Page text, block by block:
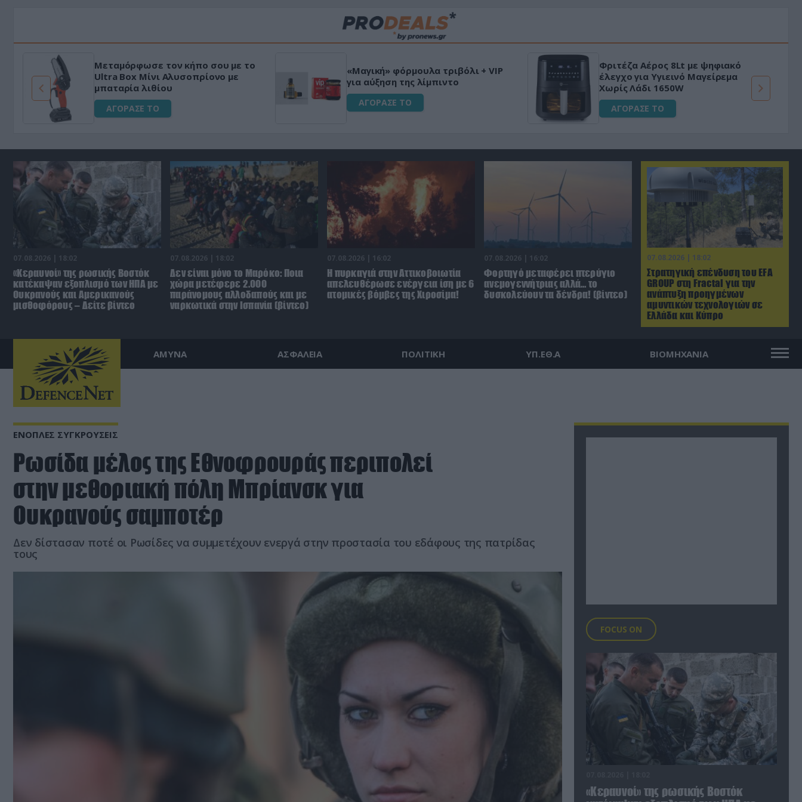
Μεταμόρφωσε τον κήπο σου με το
Ultra Box Μίνι Αλυσοπρίονο με
μπαταρία λιθίου
ΑΓΟΡΑΣΕ ΤΟ
«Μαγική» φόρμουλα τριβόλι + VIP
για αύξηση της λίμπιντο
ΑΓΟΡΑΣΕ ΤΟ
Φριτέζα Αέρος 8Lt με ψηφιακό
έλεγχο για Υγιεινό Μαγείρεμα
Χωρίς Λάδι 1650W
ΑΓΟΡΑΣΕ ΤΟ
07.08.2026 | 18:02
Στρατηγική επένδυση του EFA
GROUP στη Fractal για την
ανάπτυξη προηγμένων
αμυντικών τεχνολογιών σε
Ελλάδα και Κύπρο
07.08.2026 | 18:02
«Κεραυνοί» της ρωσικής Βοστόκ
κατέκαψαν εξοπλισμό των ΗΠΑ με
Ουκρανούς και Αμερικανούς
μισθοφόρους – Δείτε βίντεο
07.08.2026 | 18:02
Δεν είναι μόνο το Μαρόκο: Ποια
χώρα μετέφερε 2.000
παράνομους αλλοδαπούς και με
ναρκωτικά στην Ισπανία (βίντεο)
07.08.2026 | 16:02
Η πυρκαγιά στην Αττικοβοιωτία
απελευθέρωσε ενέργεια ίση με 6
ατομικές βόμβες της Χιροσίμα!
07.08.2026 | 16:02
Φορτηγό μεταφέρει πτερύγιο
ανεμογεννήτριας αλλά… το
δυσκολεύουν τα δένδρα! (βίντεο)
ΑΜΥΝΑ ΑΣΦΑΛΕΙΑ ΠΟΛΙΤΙΚΗ ΥΠ.ΕΘ.Α ΒΙΟΜΗΧΑΝΙΑ
ΕΝΟΠΛΕΣ ΣΥΓΚΡΟΥΣΕΙΣ
Ρωσίδα μέλος της Εθνοφρουράς περιπολεί
στην μεθοριακή πόλη Μπρίανσκ για
Ουκρανούς σαμποτέρ
Δεν δίστασαν ποτέ οι Ρωσίδες να συμμετέχουν ενεργά στην προστασία του εδάφους της πατρίδας
τους
FOCUS ON
«Κεραυνοί» της ρωσικής Βοστόκ